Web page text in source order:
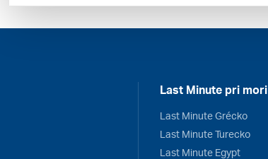
Last Minute pri mori
Last Minute Grécko
Last Minute Turecko
Last Minute Egypt